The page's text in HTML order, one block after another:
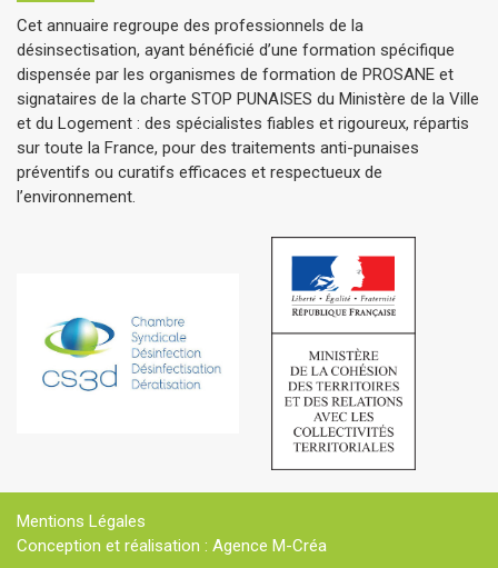
Cet annuaire regroupe des professionnels de la
désinsectisation, ayant bénéficié d’une formation spécifique
dispensée par les organismes de formation de PROSANE et
signataires de la charte STOP PUNAISES du Ministère de la Ville
et du Logement : des spécialistes fiables et rigoureux, répartis
sur toute la France, pour des traitements anti-punaises
préventifs ou curatifs efficaces et respectueux de
l’environnement.
Mentions Légales
Conception et réalisation : Agence M-Créa